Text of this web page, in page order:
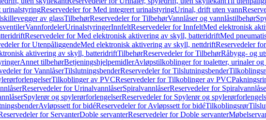
urinalstyringReservedeler for Med integrert urinalstyringUrinal, drift uten vann
av glassTilbehørReservedeler for TilbehørVannlåser og vannlåstilbehør
VannfordelerUrinalstyringerInnfeltReservedeler for InnfeltMed elektronisk
Reservedeler for Med elektronisk aktivering av skyll, batteridriftMed
for UtenpåliggendeMed elektronisk aktivering av skyll, nettdriftReservedeler
aktivering av skyll, batteridriftTilbehørReservedeler for TilbehørRåbygg- og
Annet tilbehørBetjeningshjelpemidlerAvløpstilkoblinger for toaletter, urinaler og
for VannlåserTilslutningsbenderReservedeler for Tilslutningsbender
Tilkoblinger av PVCReservedeler for Tilkoblinger av PVC
Reservedeler for UrinalvannlåserSpiralvannlåserReservedeler for
Spylerør og spylerørforlengelserReservedeler for Spylerør og
Avløpssett for bidéReservedeler for Avløpssett for bidéTilkoblingsrør
for ServanterDoble servanterReservedeler for Doble servanter